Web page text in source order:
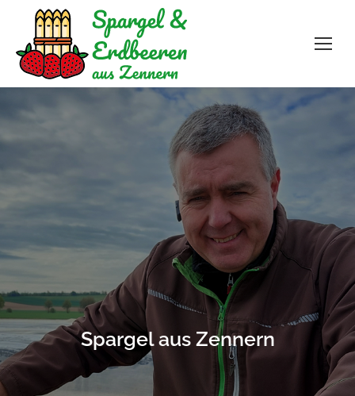
Spargel aus Zennern